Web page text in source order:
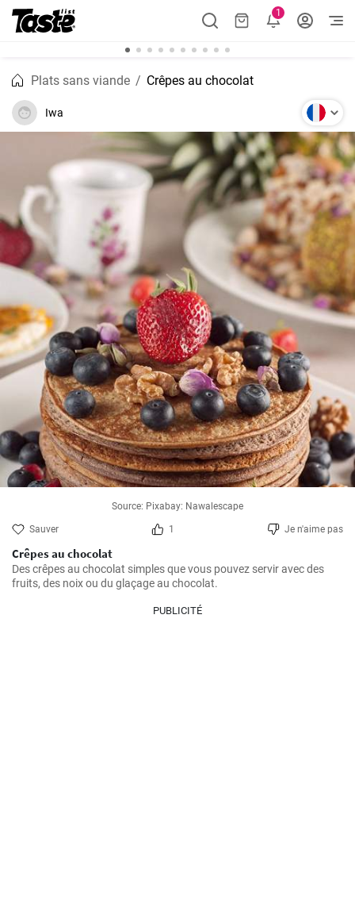
1
Plats sans viande Crêpes au chocolat
Iwa
Source: Pixabay: Nawalescape
Sauver 1 Je n'aime pas
Crêpes au chocolat
Des crêpes au chocolat simples que vous pouvez servir avec des
fruits, des noix ou du glaçage au chocolat.
PUBLICITÉ